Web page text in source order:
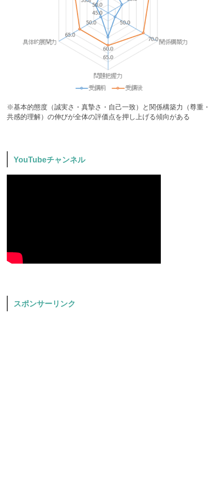
※基本的態度（誠実さ・真摯さ・自己一致）と関係構築力（尊重・
共感的理解）の伸びが全体の評価点を押し上げる傾向がある
YouTubeチャンネル
スポンサーリンク